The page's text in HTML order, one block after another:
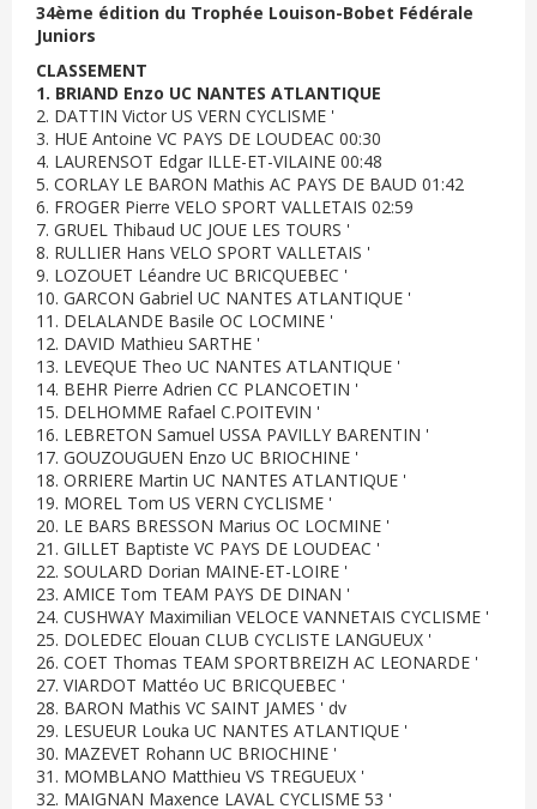
34ème édition du Trophée Louison-Bobet Fédérale
Juniors
CLASSEMENT
1. BRIAND Enzo UC NANTES ATLANTIQUE
2. DATTIN Victor US VERN CYCLISME '
3. HUE Antoine VC PAYS DE LOUDEAC 00:30
4. LAURENSOT Edgar ILLE-ET-VILAINE 00:48
5. CORLAY LE BARON Mathis AC PAYS DE BAUD 01:42
6. FROGER Pierre VELO SPORT VALLETAIS 02:59
7. GRUEL Thibaud UC JOUE LES TOURS '
8. RULLIER Hans VELO SPORT VALLETAIS '
9. LOZOUET Léandre UC BRICQUEBEC '
10. GARCON Gabriel UC NANTES ATLANTIQUE '
11. DELALANDE Basile OC LOCMINE '
12. DAVID Mathieu SARTHE '
13. LEVEQUE Theo UC NANTES ATLANTIQUE '
14. BEHR Pierre Adrien CC PLANCOETIN '
15. DELHOMME Rafael C.POITEVIN '
16. LEBRETON Samuel USSA PAVILLY BARENTIN '
17. GOUZOUGUEN Enzo UC BRIOCHINE '
18. ORRIERE Martin UC NANTES ATLANTIQUE '
19. MOREL Tom US VERN CYCLISME '
20. LE BARS BRESSON Marius OC LOCMINE '
21. GILLET Baptiste VC PAYS DE LOUDEAC '
22. SOULARD Dorian MAINE-ET-LOIRE '
23. AMICE Tom TEAM PAYS DE DINAN '
24. CUSHWAY Maximilian VELOCE VANNETAIS CYCLISME '
25. DOLEDEC Elouan CLUB CYCLISTE LANGUEUX '
26. COET Thomas TEAM SPORTBREIZH AC LEONARDE '
27. VIARDOT Mattéo UC BRICQUEBEC '
28. BARON Mathis VC SAINT JAMES ' dv
29. LESUEUR Louka UC NANTES ATLANTIQUE '
30. MAZEVET Rohann UC BRIOCHINE '
31. MOMBLANO Matthieu VS TREGUEUX '
32. MAIGNAN Maxence LAVAL CYCLISME 53 '